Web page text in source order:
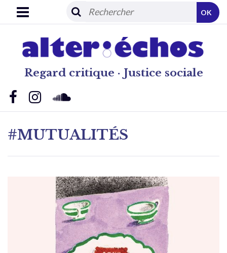
Regard critique · Justice sociale
OK
#MUTUALITÉS